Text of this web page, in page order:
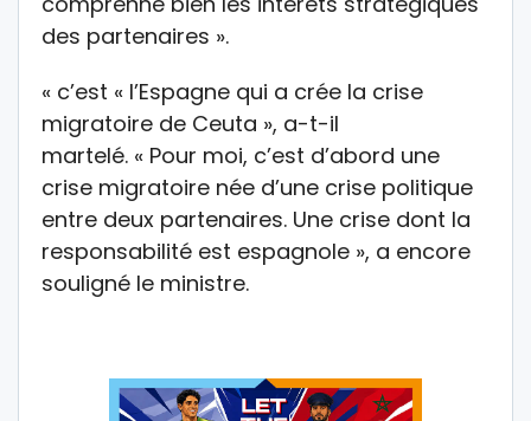
des partenaires ».
« c’est « l’Espagne qui a crée la crise
migratoire de Ceuta », a-t-il
martelé. « Pour moi, c’est d’abord une
crise migratoire née d’une crise politique
entre deux partenaires. Une crise dont la
responsabilité est espagnole », a encore
souligné le ministre.